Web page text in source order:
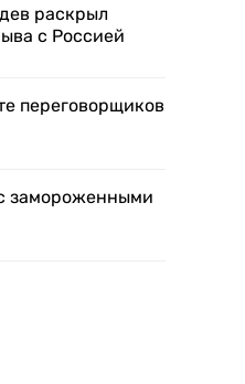
раскрыл
с Россией
переговорщиков
замороженными